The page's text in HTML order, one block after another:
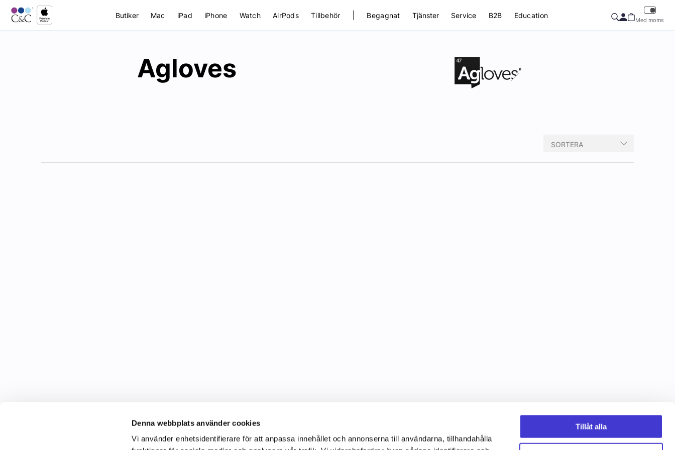
Denna webbplats använder cookies
Vi använder enhetsidentifierare för att anpassa innehållet och annonserna till användarna, tillhandahålla
Tillåt alla
Butiker Mac iPad iPhone Watch AirPods Tillbehör Begagnat Tjänster Service B2B Education
Med moms
Agloves
SORTERA
C&C Information